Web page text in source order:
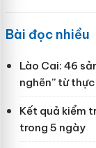
Bài đọc nhiều
Lào Cai: 46
nghẽn” từ
Kết quả kiểm
trong 5 ngày